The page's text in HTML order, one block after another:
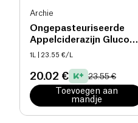
Archie
Ongepasteuriseerde
Appelciderazijn Glucose
Goddess bio
1L | 23.55 €/L
20.02 € 23.55 €
Toevoegen aan
mandje